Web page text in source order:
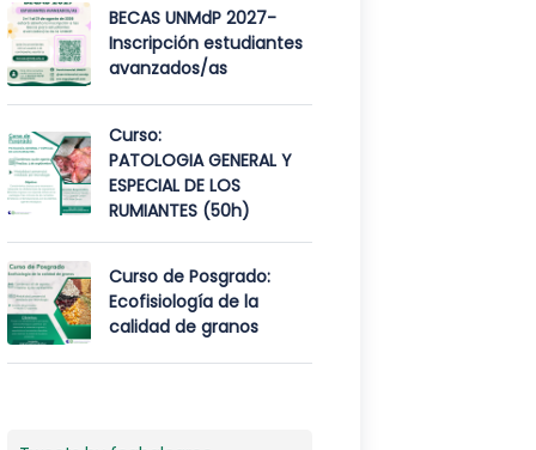
BECAS UNMdP 2027-
Inscripción estudiantes
avanzados/as
Curso:
PATOLOGIA GENERAL Y
ESPECIAL DE LOS
RUMIANTES (50h)
Curso de Posgrado:
Ecofisiología de la
calidad de granos